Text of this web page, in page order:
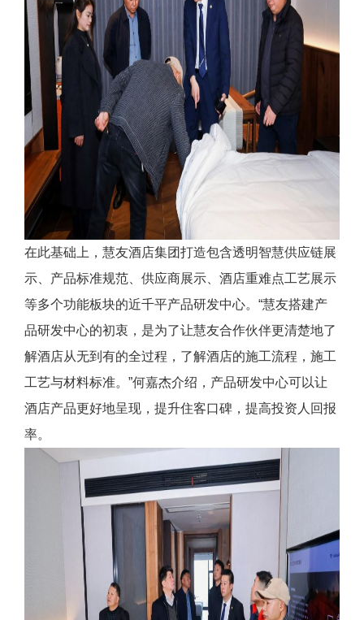
在此基础上，慧友酒店集团打造包含透明智慧供应链展
示、产品标准规范、供应商展示、酒店重难点工艺展示
等多个功能板块的近千平产品研发中心。“慧友搭建产
品研发中心的初衷，是为了让慧友合作伙伴更清楚地了
解酒店从无到有的全过程，了解酒店的施工流程，施工
工艺与材料标准。”何嘉杰介绍，产品研发中心可以让
酒店产品更好地呈现，提升住客口碑，提高投资人回报
率。